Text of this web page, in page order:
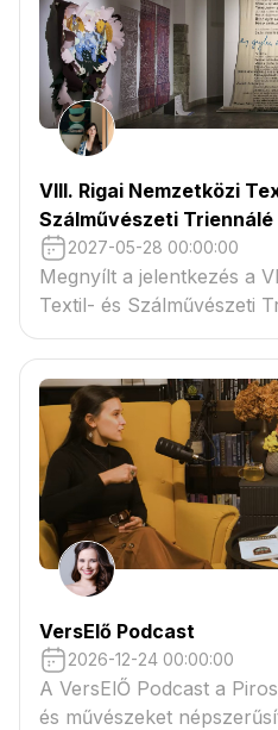
VIII. Rigai Nemzetközi
Szálművészeti Triennálé
2027-05-28 00:00:00
Megnyílt a jelentkezés a
Textil- és Szálművészeti
VersElő Podcast
2026-12-24 00:00:00
A VersElŐ Podcast a
és művészeket